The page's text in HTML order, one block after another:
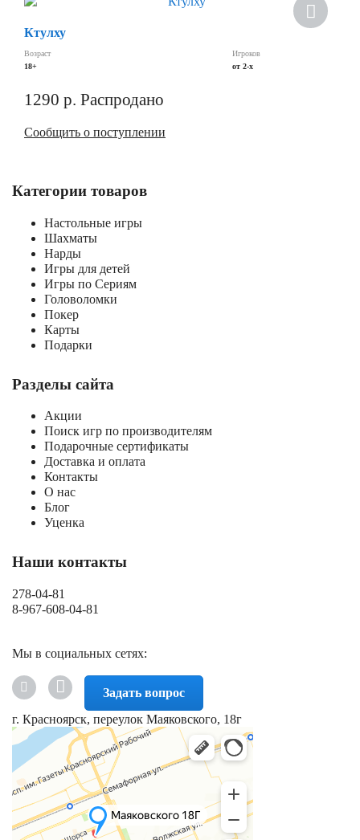
Ктулху
Возраст
18+
Игроков
от 2-х
1290 р. Распродано
Сообщить о поступлении
Категории товаров
Настольные игры
Шахматы
Нарды
Игры для детей
Игры по Сериям
Головоломки
Покер
Карты
Подарки
Разделы сайта
Акции
Поиск игр по производителям
Подарочные сертификаты
Доставка и оплата
Контакты
О нас
Блог
Уценка
Наши контакты
278-04-81
8-967-608-04-81
Мы в социальных сетях:
Задать вопрос
г. Красноярск, переулок Маяковского, 18г